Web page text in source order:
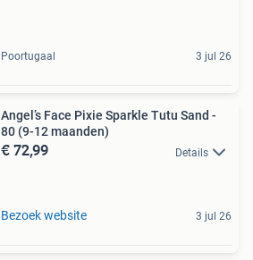
Poortugaal 3 jul 26
Angel’s Face Pixie Sparkle Tutu Sand -
80 (9-12 maanden)
€ 72,99 Details
Bezoek website 3 jul 26